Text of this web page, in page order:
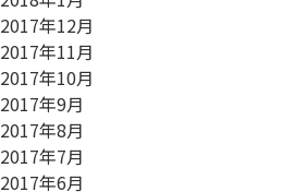
2017年12月
2017年11月
2017年10月
2017年9月
2017年8月
2017年7月
2017年6月